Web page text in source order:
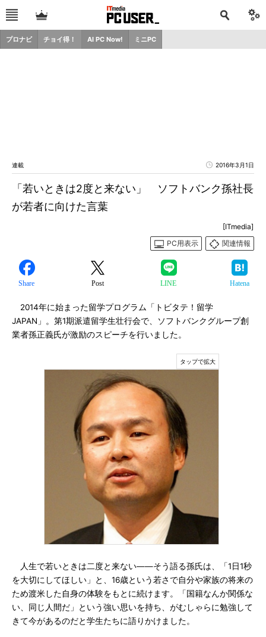
プロナビ チョイ得！ AI PC Now! ミニPC
連載 2016年3月1日
「若いときは2度と来ない」 ソフトバンク孫社長
が若者に向けた言葉
[ITmedia]
PC用表示
関連情報
Share Post LINE Hatena
2014年に始まった留学プログラム「トビタテ！留学
JAPAN」。第1期派遣留学生壮行会で、ソフトバンクグループ創
業者孫正義氏が激励のスピーチを行いました。
人生で若いときは二度と来ない――そう語る孫氏は、「1日1秒
を大切にしてほしい」と、16歳という若さで自分や家族の将来の
ため渡米した自身の体験をもとに続けます。「国籍なんか関係な
い、同じ人間だ」という強い思いを持ち、がむしゃらに勉強して
きて今があるのだと学生たちに語りかけました。